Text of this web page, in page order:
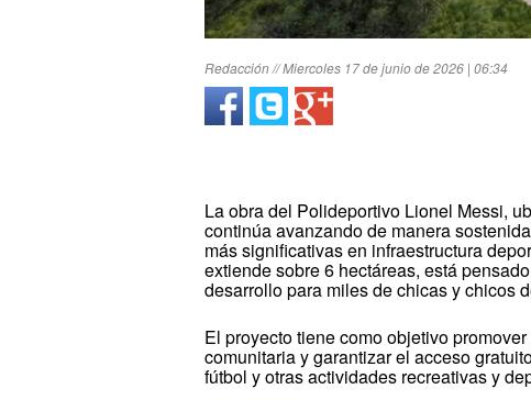
Redacción // Miercoles 17 de junio de 2026 | 06:34
La obra del Polideportivo Lionel Messi,
continúa avanzando de manera
más significativas en infraestructura
extiende sobre 6 hectáreas, está
desarrollo para miles de chicas y chicos
El proyecto tiene como objetivo
comunitaria y garantizar el acceso
fútbol y otras actividades recreativas y